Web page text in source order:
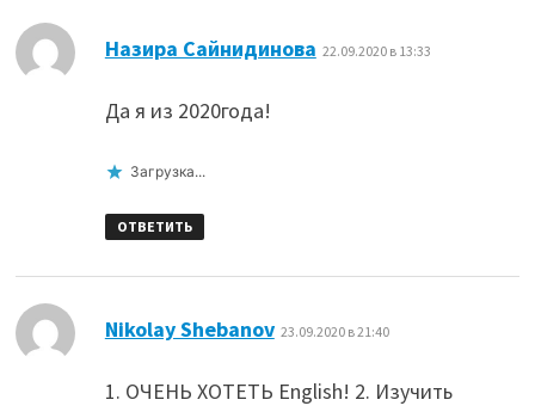
Назира Сайнидинова 22.09.2020 в 13:33
Да я из 2020года!
Загрузка...
ОТВЕТИТЬ
Nikolay Shebanov: 23.09.2020 в 21:40
1. ОЧЕНЬ ХОТЕТЬ English! 2. Изучить